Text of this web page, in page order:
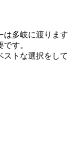
は多岐に渡ります
す。
ストな選択をして